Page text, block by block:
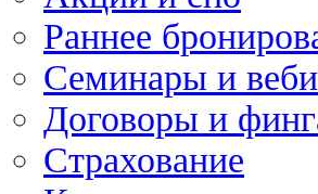
Раннее
Семинары и
Договоры и
Страхование